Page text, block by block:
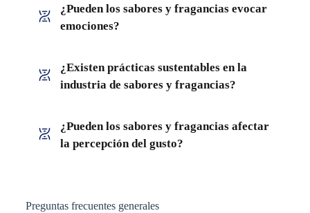
¿Pueden los sabores y fragancias evocar
emociones?
¿Existen prácticas sustentables en la
industria de sabores y fragancias?
¿Pueden los sabores y fragancias afectar
la percepción del gusto?
Preguntas frecuentes generales